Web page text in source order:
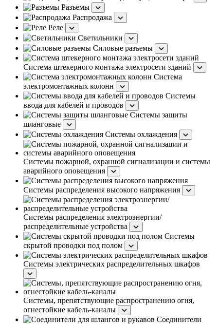
Разъемы
Распродажа
Реле
Светильники
Силовые разъемы
Система штекерного монтажа электросети зданий
Система
электромонтажных колонн
Системы
ввода для кабелей и проводов
Системы защиты
шланговые
Системы охлаждения
Системы пожарной, охранной сигнализации и системы
аварийного оповещения
Системы распределения высокого напряжения
Системы распределения электроэнергии/
распределительные устройства
Системы
скрытой проводки под полом
Системы электрических распределительных шкафов
Системы, препятствующие распространению огня,
огнестойкие кабель-каналы
Соединители